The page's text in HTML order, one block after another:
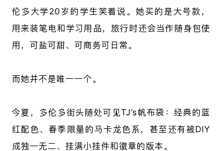
伦多大学20岁的学生笑着说。她买的是大号款，
用来装笔电和学习用品，旅行时还会当作随身包使
用，可盐可甜、可商务可日常。
而她并不是唯一一个。
今夏，多伦多街头随处可见TJ’s帆布袋：经典的蓝
红配色、春季限量的马卡龙色系，甚至还有被DIY
成独一无二、挂满小挂件和徽章的版本。